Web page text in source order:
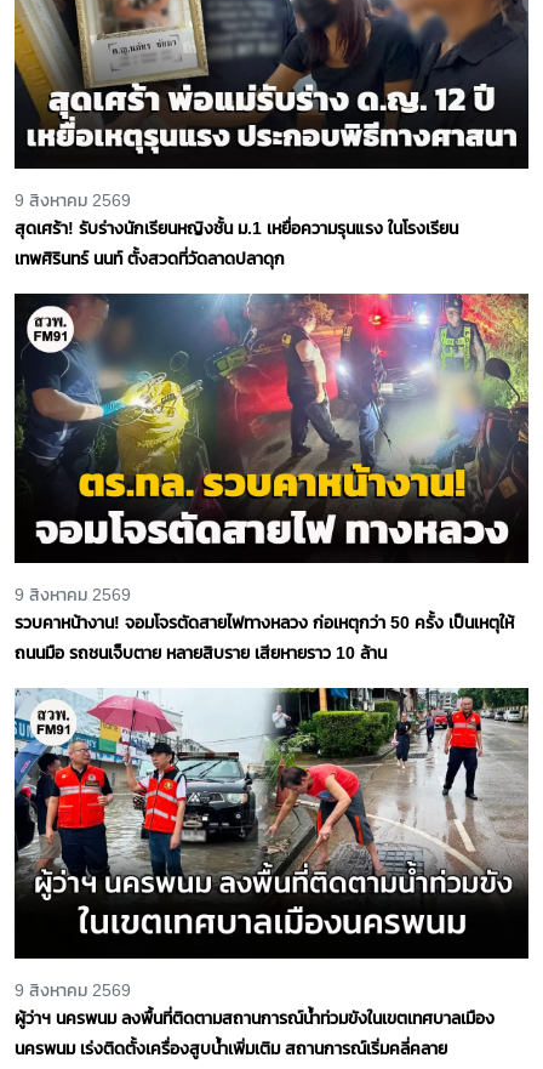
9 สิงหาคม 2569
สุดเศร้า! รับร่างนักเรียนหญิงชั้น ม.1 เหยื่อความรุนแรง ในโรงเรียน
เทพศิรินทร์ นนท์ ตั้งสวดที่วัดลาดปลาดุก
9 สิงหาคม 2569
รวบคาหน้างาน! จอมโจรตัดสายไฟทางหลวง ก่อเหตุกว่า 50 ครั้ง เป็นเหตุให้
ถนนมือ รถชนเจ็บตาย หลายสิบราย เสียหายราว 10 ล้าน
9 สิงหาคม 2569
ผู้ว่าฯ นครพนม ลงพื้นที่ติดตามสถานการณ์น้ำท่วมขังในเขตเทศบาลเมือง
นครพนม เร่งติดตั้งเครื่องสูบน้ำเพิ่มเติม สถานการณ์เริ่มคลี่คลาย